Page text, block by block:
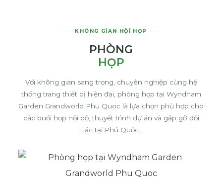
KHÔNG GIAN HỘI HỌP
PHÒNG
HỌP
Với không gian sang trọng, chuyên nghiệp cùng hệ
thống trang thiết bị hiện đại, phòng họp tại Wyndham
Garden Grandworld Phu Quoc là lựa chọn phù hợp cho
các buổi họp nội bộ, thuyết trình dự án và gặp gỡ đối
tác tại Phú Quốc.